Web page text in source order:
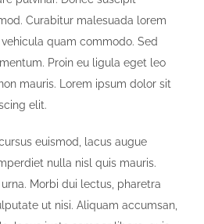
Curabitur malesuada lorem
quam commodo. Sed
Proin eu ligula eget leo
mauris. Lorem ipsum dolor sit
elit.
euismod, lacus augue
nulla nisl quis mauris.
Morbi dui lectus, pharetra
ut nisi. Aliquam accumsan,